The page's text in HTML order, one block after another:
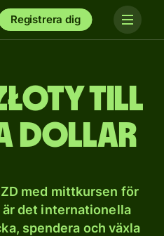
Registrera dig
till
dollar
med mittkursen för
det internationella
spendera och växla